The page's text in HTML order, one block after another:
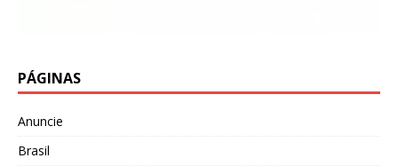
PÁGINAS
Anuncie
Brasil